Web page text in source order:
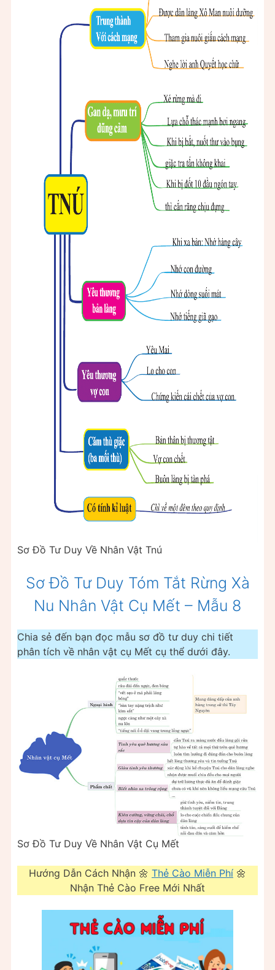
Sơ Đồ Tư Duy Về Nhân Vật Tnú
Sơ Đồ Tư Duy Tóm Tắt Rừng Xà
Nu Nhân Vật Cụ Mết – Mẫu 8
Chia sẻ đến bạn đọc mẫu sơ đồ tư duy chi tiết
phân tích về nhân vật cụ Mết cụ thể dưới đây.
Sơ Đồ Tư Duy Về Nhân Vật Cụ Mết
Hướng Dẫn Cách Nhận 🌼 Thẻ Cào Miễn Phí 🌼
Nhận Thẻ Cào Free Mới Nhất